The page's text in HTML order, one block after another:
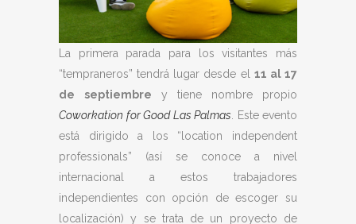
La primera parada para los visitantes más
“tempraneros” tendrá lugar desde el 11 al17
de
septiembre y tiene nombre propio
Coworkation for Good Las Palmas . Este evento
está dirigido a los “location independent
professionals” (así se conoce a nivel
internacional a estos trabajadores
independientes con opción de escoger su
localización) y se trata de un proyecto de